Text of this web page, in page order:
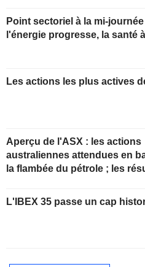
Point sectoriel à la mi-
l'énergie progresse, la santé
Les actions les plus actives
Aperçu de l'ASX : les actions
australiennes attendues en
la flambée du pétrole ; les
L'IBEX 35 passe un cap